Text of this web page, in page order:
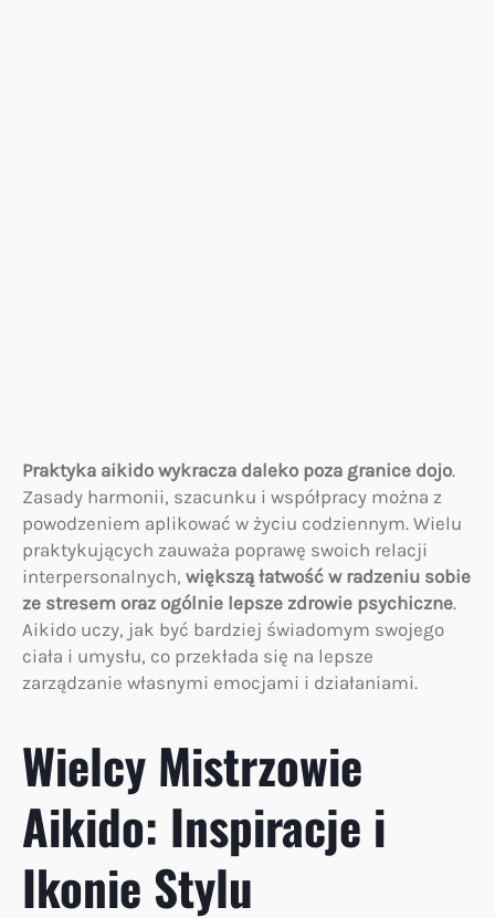
Praktyka aikido wykracza daleko poza granice dojo.
Zasady harmonii, szacunku i współpracy można z
powodzeniem aplikować w życiu codziennym. Wielu
praktykujących zauważa poprawę swoich relacji
interpersonalnych, większą łatwość w radzeniu sobie
ze stresem oraz ogólnie lepsze zdrowie psychiczne.
Aikido uczy, jak być bardziej świadomym swojego
ciała i umysłu, co przekłada się na lepsze
zarządzanie własnymi emocjami i działaniami.
Wielcy Mistrzowie
Aikido: Inspiracje i
Ikonie Stylu